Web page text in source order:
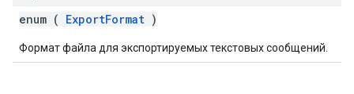
enum ( ExportFormat )
Формат файла для экспортируемых текстовых сообщений.